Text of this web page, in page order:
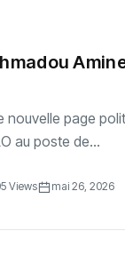
nouvelle page
au poste de...
Views mai 26, 2026